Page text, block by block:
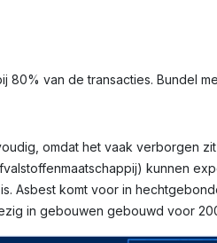
80% van de transacties. Bundel
omdat het vaak verborgen
kunnen
Asbest komt voor in
in gebouwen gebouwd voor